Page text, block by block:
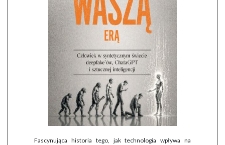
Fascynująca historia tego, jak technologia wpływa na